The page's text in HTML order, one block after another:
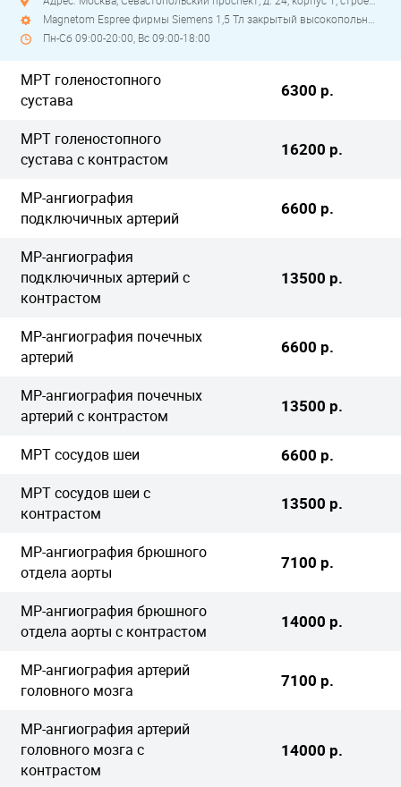
Пн-Сб 09:00-20:00, Вс 09:00-18:00
МРТ голеностопного
сустава
6300 р.
МРТ голеностопного
сустава с контрастом
16200 р.
МР-ангиография
подключичных артерий
6600 р.
МР-ангиография
подключичных артерий с
контрастом
13500 р.
МР-ангиография почечных
артерий
6600 р.
МР-ангиография почечных
артерий с контрастом
13500 р.
МРТ сосудов шеи 6600 р.
МРТ сосудов шеи с
контрастом
13500 р.
МР-ангиография брюшного
отдела аорты
7100 р.
МР-ангиография брюшного
отдела аорты с контрастом
14000 р.
МР-ангиография артерий
головного мозга
7100 р.
МР-ангиография артерий
головного мозга с
контрастом
14000 р.